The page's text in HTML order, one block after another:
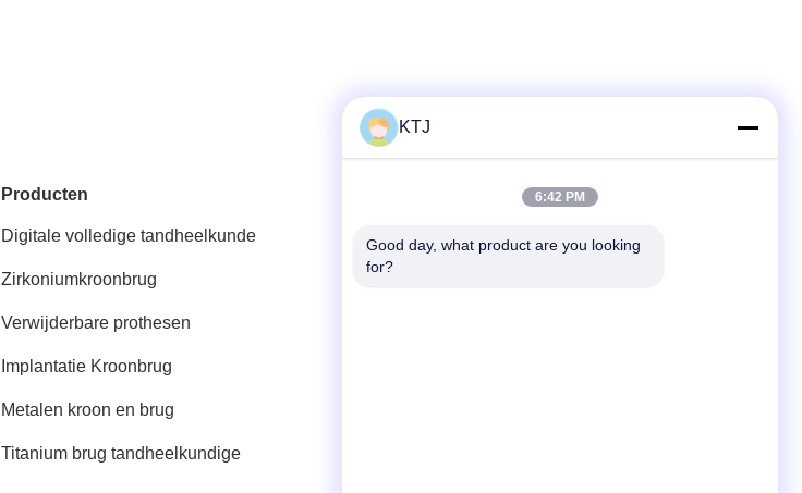
Producten
Digitale volledige tandheelkunde
Zirkoniumkroonbrug
Verwijderbare prothesen
Implantatie Kroonbrug
Metalen kroon en brug
Titanium brug tandheelkundige
Telefoon
KTJ
6:42 PM
Good day, what product are you looking
for?